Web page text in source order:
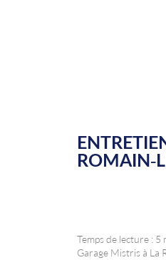
ROMAIN-
Temps de lecture : 5
Garage Mistris à La